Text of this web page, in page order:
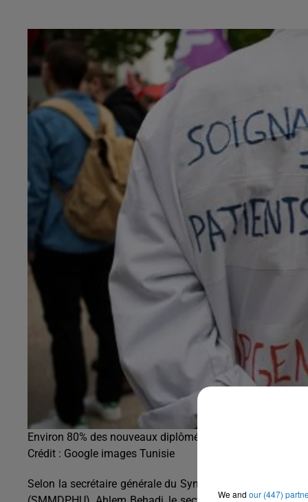
Environ 80% des nouveaux diplômés du secteur médical
Crédit : Google images Tunisie
Selon la secrétaire générale du Syndicat tunisien des
We and our (447)